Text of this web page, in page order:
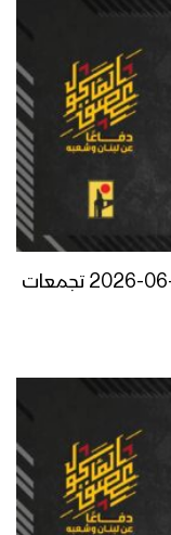
استهداف المقاومة الإسلامية بتاريخ 14-06-2026 تجمعات